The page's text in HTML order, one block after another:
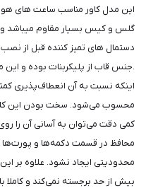
گلس و کیس بسیار مقاوم میباشد و
دستمال های تمیز کننده قبل از
اینکه نسبت به آن انعطاف‌پذیری
محسوب می‌شود. سخت بودن این کاور
کمی دقت می‌توان به آسانی آن را
محافظ در قسمت دکمه‌ها و
محدودیتی ایجاد نشود. علاوه بر
بیش از حد برجسته نمی‌کند و